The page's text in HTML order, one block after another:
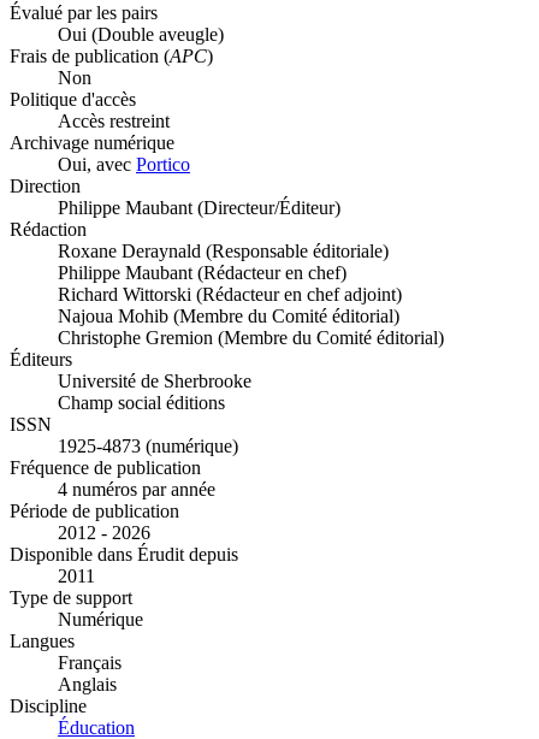
Évalué par les pairs
Oui (Double aveugle)
Frais de publication (APC)
Non
Politique d'accès
Accès restreint
Archivage numérique
Oui, avec Portico
Direction
Philippe Maubant (Directeur/Éditeur)
Rédaction
Roxane Deraynald (Responsable éditoriale)
Philippe Maubant (Rédacteur en chef)
Richard Wittorski (Rédacteur en chef adjoint)
Najoua Mohib (Membre du Comité éditorial)
Christophe Gremion (Membre du Comité éditorial)
Éditeurs
Université de Sherbrooke
Champ social éditions
ISSN
1925-4873 (numérique)
Fréquence de publication
4 numéros par année
Période de publication
2012 - 2026
Disponible dans Érudit depuis
2011
Type de support
Numérique
Langues
Français
Anglais
Discipline
Éducation